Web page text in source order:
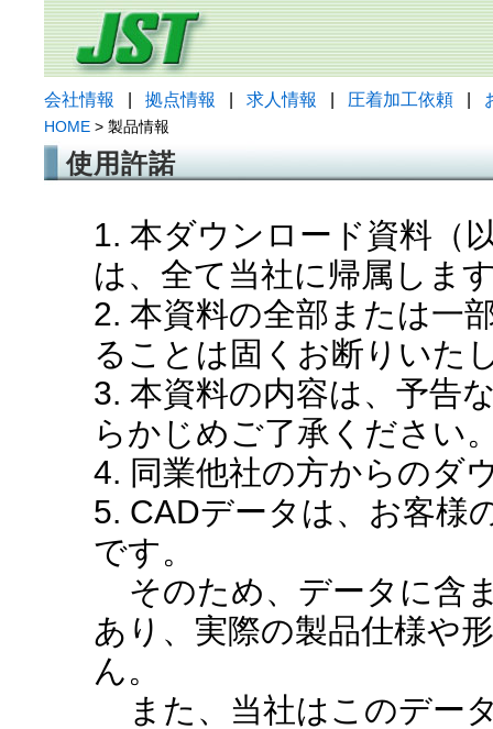
会社情報 拠点情報 求人情報 圧着加工依頼
HOME > 製品情報
使用許諾
1. 本ダウンロード資料（
は、全て当社に帰属しま
2. 本資料の全部または一
ることは固くお断りいた
3. 本資料の内容は、予告
らかじめご了承ください
4. 同業他社の方からのダ
5. CADデータは、お客様
です。
そのため、データに含
あり、実際の製品仕様や
ん。
また、当社はこのデー